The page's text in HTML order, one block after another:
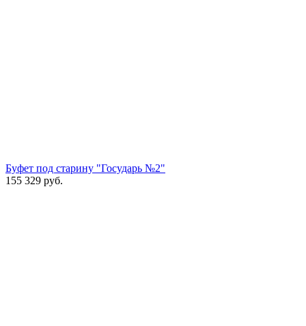
Буфет под старину "Государь №2"
155 329 руб.